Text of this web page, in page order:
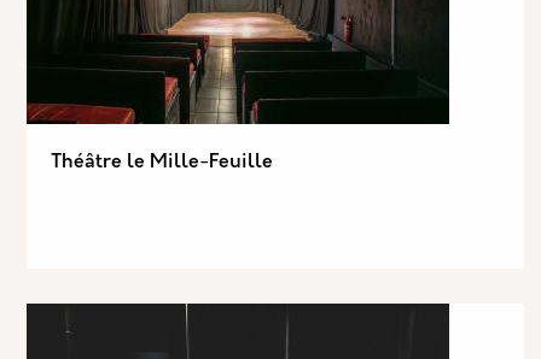
Théâtre le Mille-Feuille